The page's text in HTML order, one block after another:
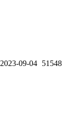
2023-09-04 51548